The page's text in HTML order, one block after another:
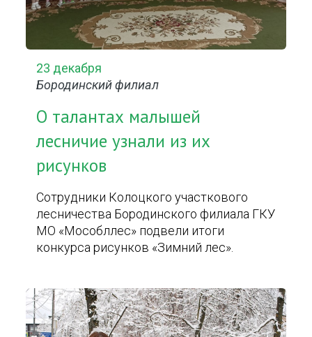
23 декабря
Бородинский филиал
О талантах малышей
лесничие узнали из их
рисунков
Сотрудники Колоцкого участкового
лесничества Бородинского филиала ГКУ
МО «Мособллес» подвели итоги
конкурса рисунков «Зимний лес».